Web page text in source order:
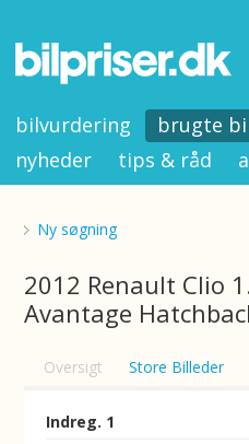
bilvurdering brugte
nyheder
tips & råd
Ny søgning
2012 Renault Clio
Avantage
Oversigt Store Billeder
Indreg. 1